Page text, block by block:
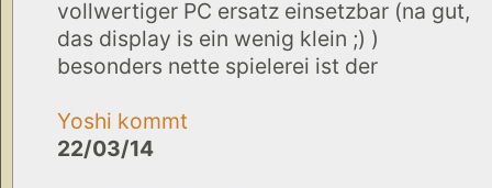
vollwertiger PC ersatz einsetzbar (na gut,
das display is ein wenig klein ;) )
besonders nette spielerei ist der
Yoshi kommt
22/03/14